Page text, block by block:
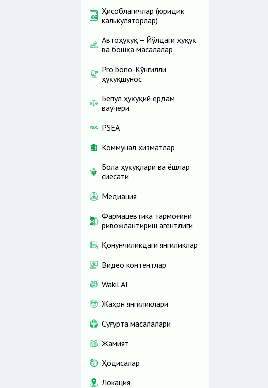
Ҳисоблагичлар (юридик
калькуляторлар)
Автоҳуқуқ – Йўлдаги ҳуқуқ
ва бошқа масалалар
Pro bono-Кўнгилли
ҳуқуқшунос
Бепул ҳуқуқий ёрдам
ваучери
PSEA
Коммунал хизматлар
Бола ҳуқуқлари ва ёшлар
сиёсати
Медиация
Фармацевтика тармоғини
ривожлантириш агентлиги
Қонунчиликдаги янгиликлар
Видео контентлар
Wakil AI
Жаҳон янгиликлари
Cуғурта масалалари
Жамият
Ҳодисалар
Локация